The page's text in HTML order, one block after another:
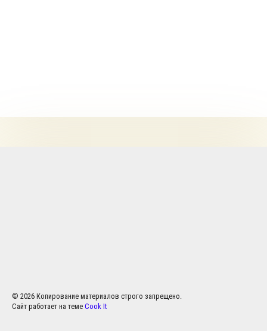
© 2026 Копирование материалов строго запрещено.
Сайт работает на теме Cook It